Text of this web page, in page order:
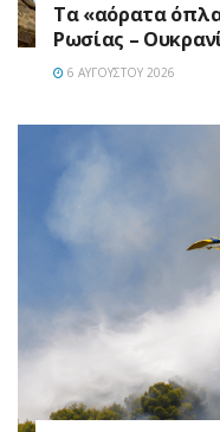
Τα «αόρατα
Ρωσίας –
6 ΑΥΓΟΎΣΤΟΥ 2026